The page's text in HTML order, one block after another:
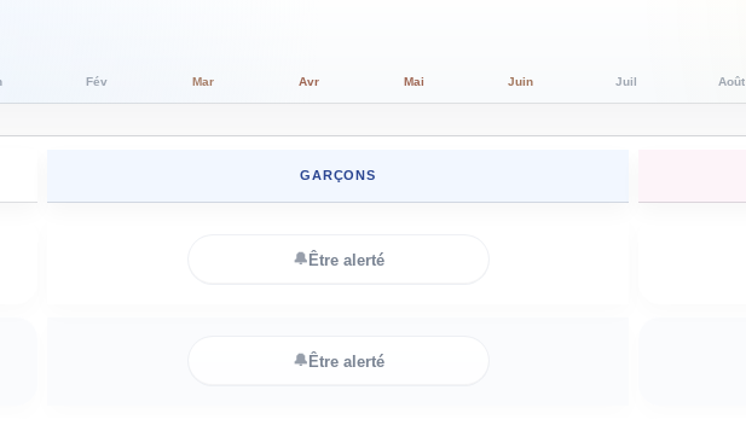
Fév Mar Avr Mai Juin Juil Août
GARÇONS
🔔Être alerté
🔔Être alerté